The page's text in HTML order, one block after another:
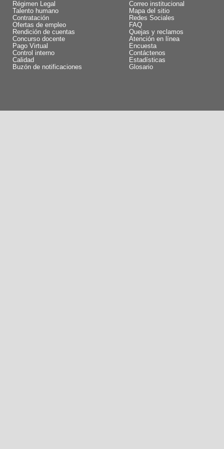
Régimen Legal
Talento humano
Contratación
Ofertas de empleo
Rendición de cuentas
Concurso docente
Pago Virtual
Control interno
Calidad
Buzón de notificaciones
Correo institucional
Mapa del sitio
Redes Sociales
FAQ
Quejas y reclamos
Atención en línea
Encuesta
Contáctenos
Estadísticas
Glosario